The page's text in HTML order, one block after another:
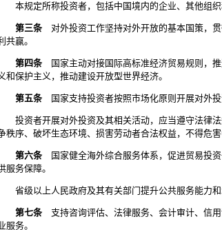
本规定所称投资者，包括中国境内的企业、其他组织
第三条 对外投资工作坚持对外开放的基本国策，
共赢。
第四条 国家主动对接国际高标准经济贸易规则，
和保护主义，推动建设开放型世界经济。
第五条 国家支持投资者按照市场化原则开展对外
投资者开展对外投资及其相关活动，应当遵守法律
秩序、破坏生态环境、损害劳动者合法权益，不得危
第六条 国家健全海外综合服务体系，促进贸易投
服务保障。
省级以上人民政府及其有关部门提升公共服务能力
第七条 支持咨询评估、法律服务、会计审计、信
服务。